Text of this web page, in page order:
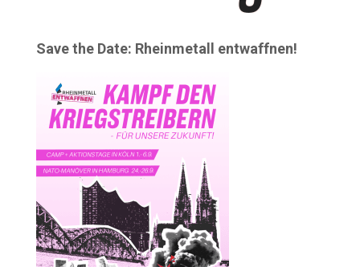
Save the Date: Rheinmetall entwaffnen!